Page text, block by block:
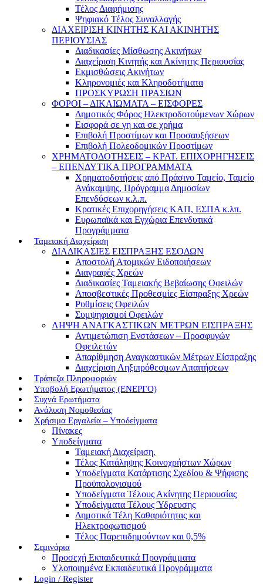
Τέλος Διαφήμισης
Ψηφιακό Τέλος Συναλλαγής
ΔΙΑΧΕΙΡΙΣΗ ΚΙΝΗΤΗΣ ΚΑΙ ΑΚΙΝΗΤΗΣ
ΠΕΡΙΟΥΣΙΑΣ
Διαδικασίες Μίσθωσης Ακινήτων
Διαχείριση Κινητής και Ακίνητης Περιουσίας
Εκμισθώσεις Ακινήτων
Κληρονομιές και Κληροδοτήματα
ΠΡΟΣΚΥΡΩΣΗ ΠΡΑΣΙΩΝ
ΦΟΡΟΙ – ΔΙΚΑΙΩΜΑΤΑ – ΕΙΣΦΟΡΕΣ
Δημοτικός Φόρος Ηλεκτροδοτούμενων Χώρων
Εισφορά σε γη και σε χρήμα
Επιβολή Προστίμων και Προσαυξήσεων
Επιβολή Πολεοδομικών Προστίμων
ΧΡΗΜΑΤΟΔΟΤΗΣΕΙΣ – ΚΡΑΤ. ΕΠΙΧΟΡΗΓΗΣΕΙΣ
– ΕΠΕΝΔΥΤΙΚΑ ΠΡΟΓΡΑΜΜΑΤΑ
Χρηματοδοτήσεις από Πράσινο Ταμείο, Ταμείο
Ανάκαμψης, Πρόγραμμα Δημοσίων
Επενδύσεων κ.λ.π.
Κρατικές Επιχορηγήσεις ΚΑΠ, ΕΣΠΑ κ.λπ.
Ευρωπαϊκά και Εγχώρια Επενδυτικά
Προγράμματα
Ταμειακή Διαχείριση
ΔΙΑΔΙΚΑΣΙΕΣ ΕΙΣΠΡΑΞΗΣ ΕΣΟΔΩΝ
Αποστολή Ατομικών Ειδοποιήσεων
Διαγραφές Χρεών
Διαδικασίες Ταμειακής Βεβαίωσης Οφειλών
Αποσβεστικές Προθεσμίες Είσπραξης Χρεών
Ρυθμίσεις Οφειλών
Συμψηφισμοί Οφειλών
ΛΗΨΗ ΑΝΑΓΚΑΣΤΙΚΩΝ ΜΕΤΡΩΝ ΕΙΣΠΡΑΞΗΣ
Αντιμετώπιση Ενστάσεων – Προσφυγών
Οφειλετών
Απαρίθμηση Αναγκαστικών Μέτρων Είσπραξης
Διαχείριση Ληξιπρόθεσμων Απαιτήσεων
Τράπεζα Πληροφοριών
Υποβολή Ερωτήματος (ΕΝΕΡΓΟ)
Συχνά Ερωτήματα
Ανάλυση Νομοθεσίας
Χρήσιμα Εργαλεία – Υποδείγματα
Πίνακες
Υποδείγματα
Ταμειακή Διαχείριση.
Τέλος Κατάληψης Κοινοχρήστων Χώρων
Υποδείγματα Κατάρτισης Σχεδίου & Ψήφισης
Προϋπολογισμού
Υποδείγματα Τέλους Ακίνητης Περιουσίας
Υποδείγματα Τέλους Ύδρευσης
Δημοτικά Τέλη Καθαριότητας και
Ηλεκτροφωτισμού
Τέλος Παρεπιδημούντων και 0,5%
Σεμινάρια
Προσεχή Εκπαιδευτικά Προγράμματα
Υλοποιημένα Εκπαιδευτικά Προγράμματα
Login / Register